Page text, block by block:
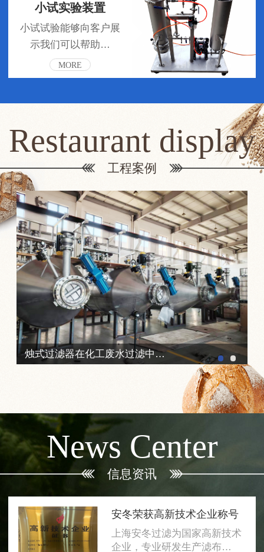
小试实验装置
小试试验能够向客户展
示我们可以帮助…
MORE
Restaurant display
工程案例
烛式过滤器在化工废水过滤中的典型应用
News Center
信息资讯
安冬荣获高新技术企业称号
上海安冬过滤为国家高新技术
企业，专业研发生产滤布…